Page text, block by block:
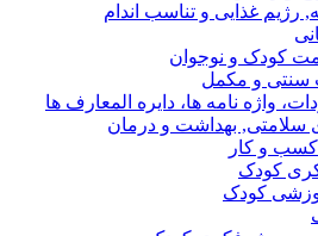
رژیم غذایی و تناسب اندام
کودک و نوجوان
و مکمل
واژه نامه ها، دایره المعارف ها
سلامتی, بهداشت و درمان
و کار
کودک
کودک